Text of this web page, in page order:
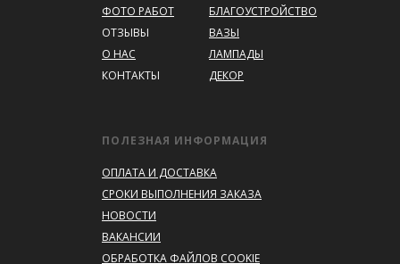
ФОТО РАБОТ
ОТЗЫВЫ
О НАС
КОНТАКТЫ
БЛАГОУСТРОЙСТВО
ВАЗЫ
ЛАМПАДЫ
ДЕКОР
ПОЛЕЗНАЯ ИНФОРМАЦИЯ
ОПЛАТА И ДОСТАВКА
СРОКИ ВЫПОЛНЕНИЯ ЗАКАЗА
НОВОСТИ
ВАКАНСИИ
ОБРАБОТКА ФАЙЛОВ COOKIE